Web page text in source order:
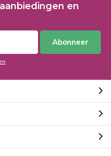
en
Abonneer